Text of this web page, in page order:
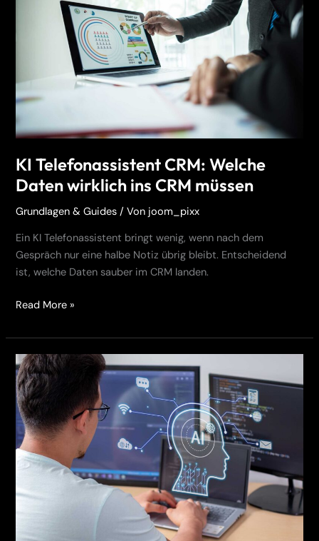
KI Telefonassistent CRM: Welche
Daten wirklich ins CRM müssen
Grundlagen & Guides / Von joom_pixx
Ein KI Telefonassistent bringt wenig, wenn nach dem
Gespräch nur eine halbe Notiz übrig bleibt. Entscheidend
ist, welche Daten sauber im CRM landen.
müssen
Read More »
White
Label
Telefon
KI:
Die
strategische
Lösung
Agenturen